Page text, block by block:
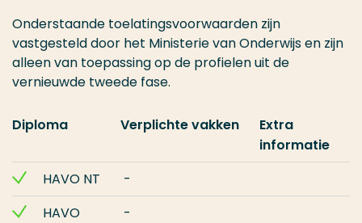
Onderstaande toelatingsvoorwaarden zijn
vastgesteld door het Ministerie van Onderwijs en zijn
alleen van toepassing op de profielen uit de
vernieuwde tweede fase.
Diploma Verplichte vakken
Extra
informatie
HAVO NT
-
HAVO
-